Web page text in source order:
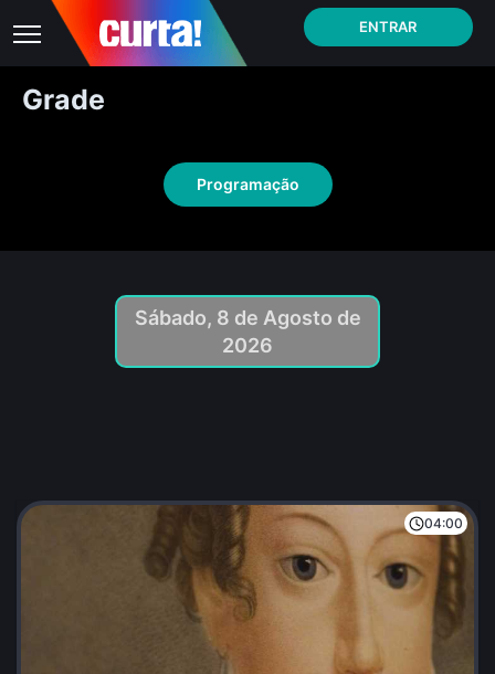
ENTRAR
Grade
Programação
Sábado, 8 de Agosto de
2026
04:00